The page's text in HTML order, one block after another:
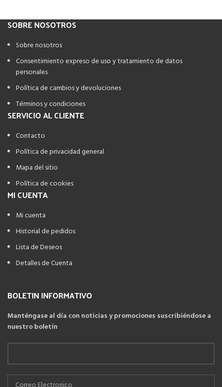
SOBRE NOSOTROS
Sobre nosotros
Consentimiento expreso de uso y tratamiento de datos
personales
Política de cambios y devoluciones
Términos y condiciones
SERVICIO AL CLIENTE
Contacto
Política de privacidad general
Mapa del sitio
Política de cookies
MI CUENTA
Mi cuenta
Historial de pedidos
Lista de Deseos
Detalles de Cuenta
BOLETIN INFORMATIVO
Manténgase al día con noticias y promociones suscribiéndose a
nuestro boletín